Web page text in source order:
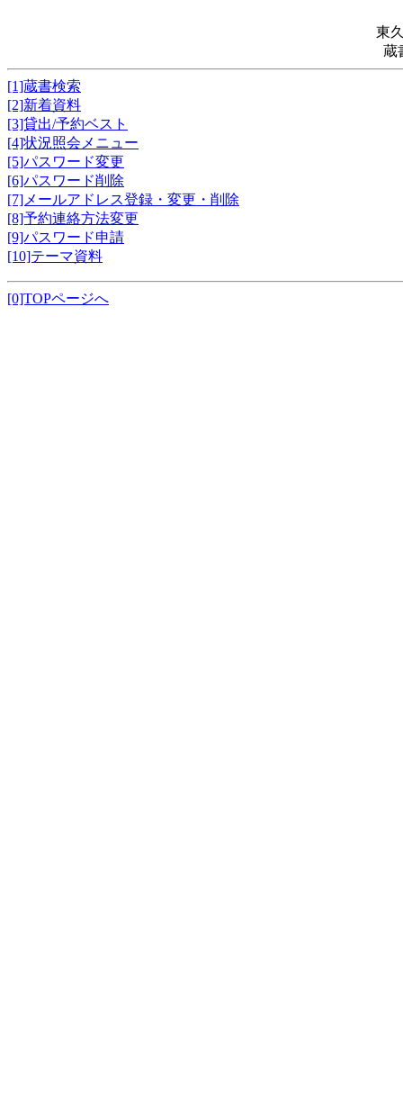
東
蔵
[1]蔵書検索
[2]新着資料
[3]貸出/予約ベスト
[4]状況照会メニュー
[5]パスワード変更
[6]パスワード削除
[7]メールアドレス登録・変更・削除
[8]予約連絡方法変更
[9]パスワード申請
[10]テーマ資料
[0]TOPページへ